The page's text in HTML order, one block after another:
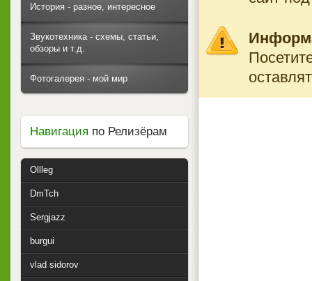
История - разное, интересное
Звукотехника - схемы, статьи,
обзоры и т.д.
Фотогалерея - мой мир
Навигация по Релизёрам
Ollleg
DmTch
Sergjazz
burgui
vlad sidorov